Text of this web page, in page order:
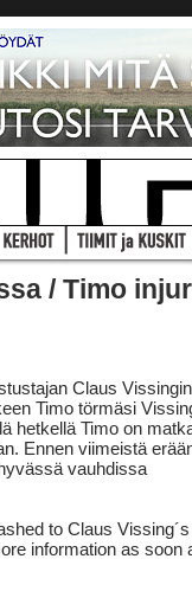
/ Timo
Claus
Timo törmäsi
hetkellä Timo on
Ennen viimeistä
vauhdissa
to Claus
information as soon